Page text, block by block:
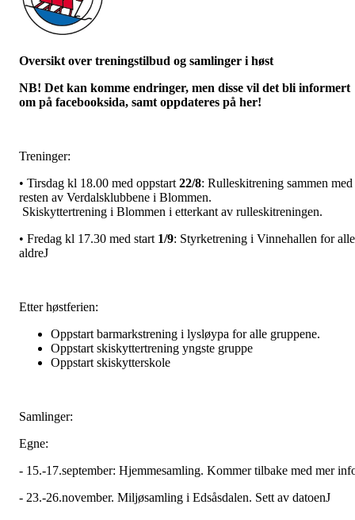
Oversikt over treningstilbud og samlinger i høst
NB! Det kan komme endringer, men disse vil det bli informert
om på facebooksida, samt oppdateres på her!
Treninger:
• Tirsdag kl 18.00 med oppstart 22/8: Rulleskitrening sammen med
resten av Verdalsklubbene i Blommen.
Skiskyttertrening i Blommen i etterkant av rulleskitreningen.
• Fredag kl 17.30 med start 1/9: Styrketrening i Vinnehallen for alle
aldreJ
Etter høstferien:
Oppstart barmarkstrening i lysløypa for alle gruppene.
Oppstart skiskyttertrening yngste gruppe
Oppstart skiskytterskole
Samlinger:
Egne:
- 15.-17.september: Hjemmesamling. Kommer tilbake med mer
- 23.-26.november. Miljøsamling i Edsåsdalen. Sett av datoenJ